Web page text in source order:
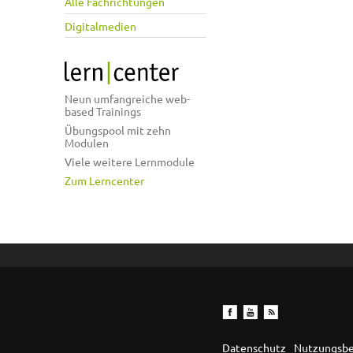
Digitalmedien
Neun umfangreiche web-
based Trainings
Übungspool mit zehn
Modulen
Viele weitere Lernmodule
Zum Lerncenter
Datenschutz